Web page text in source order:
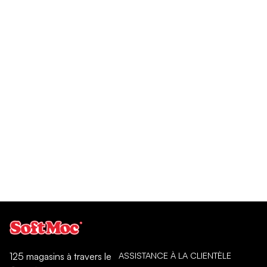
125 magasins à travers le
ASSISTANCE À LA CLIENTÈLE